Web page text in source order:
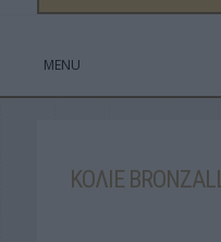
MENU
KΟΛΙΕ